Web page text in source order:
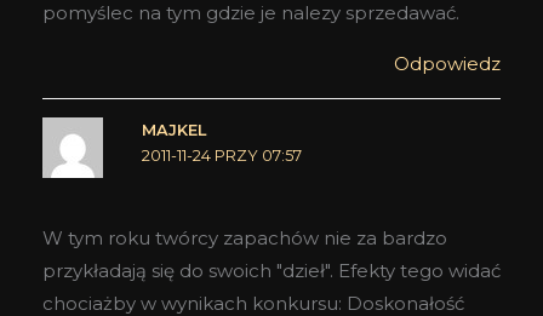
pomyślec na tym gdzie je nalezy sprzedawać.
Odpowiedz
MAJKEL
2011-11-24 PRZY 07:57
W tym roku twórcy zapachów nie za bardzo
przykładają się do swoich "dzieł". Efekty tego widać
chociażby w wynikach konkursu: Doskonałość